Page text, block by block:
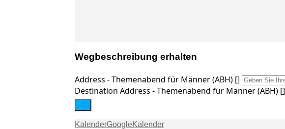
Wegbeschreibung erhalten
Address - Themenabend für Männer (ABH) []
Destination Address - Themenabend für Männer (ABH) []
KalenderGoogleKalender